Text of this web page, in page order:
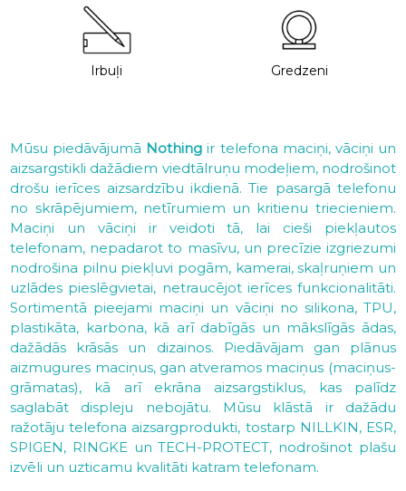
Irbuļi Gredzeni
Mūsu piedāvājumā Nothing ir telefona maciņi, vāciņi un
aizsargstikli dažādiem viedtālruņu modeļiem, nodrošinot
drošu ierīces aizsardzību ikdienā. Tie pasargā telefonu
no skrāpējumiem, netīrumiem un kritienu triecieniem.
Maciņi un vāciņi ir veidoti tā, lai cieši piekļautos
telefonam, nepadarot to masīvu, un precīzie izgriezumi
nodrošina pilnu piekļuvi pogām, kamerai, skaļruņiem un
uzlādes pieslēgvietai, netraucējot ierīces funkcionalitāti.
Sortimentā pieejami maciņi un vāciņi no silikona, TPU,
plastikāta, karbona, kā arī dabīgās un mākslīgās ādas,
dažādās krāsās un dizainos. Piedāvājam gan plānus
aizmugures maciņus, gan atveramos maciņus (maciņus-
grāmatas), kā arī ekrāna aizsargstiklus, kas palīdz
saglabāt displeju nebojātu. Mūsu klāstā ir dažādu
ražotāju telefona aizsargprodukti, tostarp NILLKIN, ESR,
SPIGEN, RINGKE un TECH-PROTECT, nodrošinot plašu
izvēli un uzticamu kvalitāti katram telefonam.